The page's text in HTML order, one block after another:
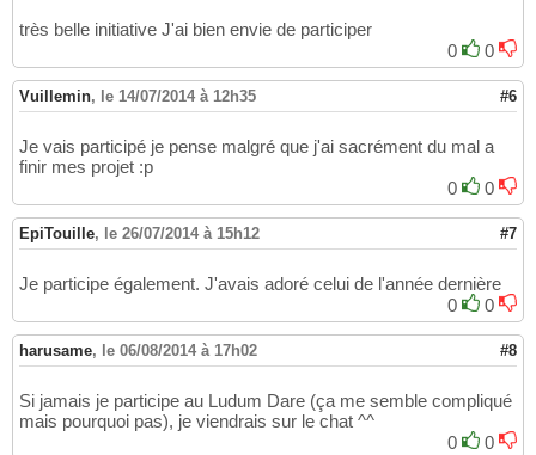
très belle initiative J'ai bien envie de participer
0
0
Vuillemin, le 14/07/2014 à 12h35 #6
Je vais participé je pense malgré que j'ai sacrément du mal a
finir mes projet :p
0
0
EpiTouille, le 26/07/2014 à 15h12 #7
Je participe également. J'avais adoré celui de l'année dernière
0
0
harusame, le 06/08/2014 à 17h02 #8
Si jamais je participe au Ludum Dare (ça me semble compliqué
mais pourquoi pas), je viendrais sur le chat ^^
0
0